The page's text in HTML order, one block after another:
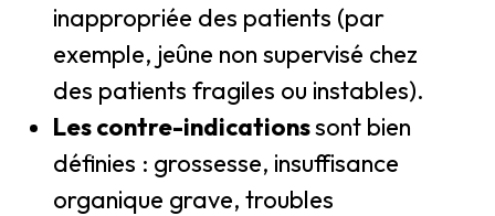
inappropriée des patients (par
exemple, jeûne non supervisé chez
des patients fragiles ou instables).
Les contre-indicationssont bien
définies : grossesse, insuffisance
organique grave, troubles